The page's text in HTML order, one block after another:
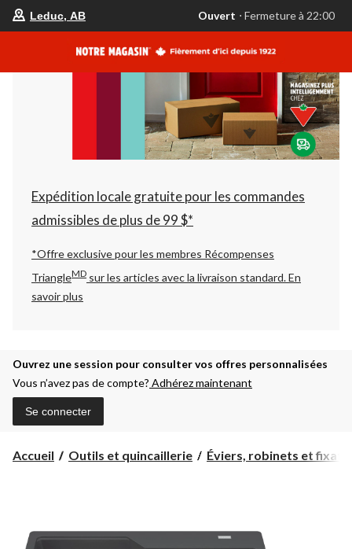
votre
est
AB,
Ouvert,
Fermeture
à
22:00
changer
Leduc, AB Ouvert ⋅ Fermeture à 22:00
Expédition locale gratuite pour les commandes
admissibles de plus de 99 $*
*Offre exclusive pour les membres Récompenses
TriangleMD sur les articles avec la livraison standard.En
savoir plus
Ouvrez une session pour consulter vos offres personnalisées
Vous n’avez pas de compte? Adhérez maintenant
Se connecter
Accueil Outils et quincaillerie Éviers, robinets et